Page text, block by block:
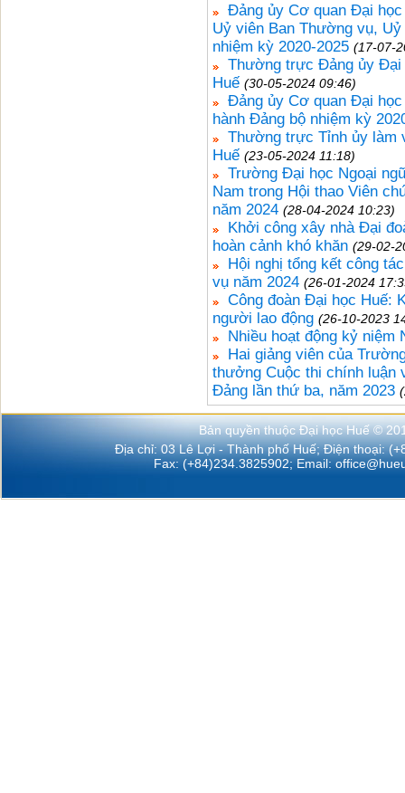
Đảng ủy Cơ quan Đại
Uỷ viên Ban Thường vụ,
nhiệm kỳ 2020-2025 (17-07-
Thường trực Đảng ủy Đại
Huế (30-05-2024 09:46)
Đảng ủy Cơ quan Đại học
hành Đảng bộ nhiệm kỳ
Thường trực Tỉnh ủy
Huế (23-05-2024 11:18)
Trường Đại học Ngoại
Nam trong Hội thao Viên
năm 2024 (28-04-2024 10:23)
Khởi công xây nhà Đại
hoàn cảnh khó khăn (29-02-
Hội nghị tổng kết công
vụ năm 2024 (26-01-2024
Công đoàn Đại học Huế:
người lao động (26-10-2023
Nhiều hoạt động kỷ niệm
Hai giảng viên của
thưởng Cuộc thi chính luận
Đảng lần thứ ba, năm 2023
Bản quyền thuộc Đại học Huế ©
Địa chỉ: 03 Lê Lợi - Thành phố Huế; Điện thoại:
Fax: (+84)234.3825902; Email: